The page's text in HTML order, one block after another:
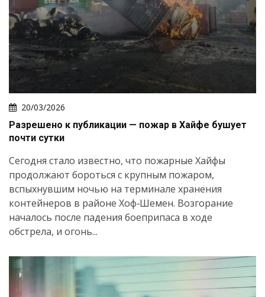
20/03/2026
Разрешено к публикации — пожар в Хайфе бушует
почти сутки
Сегодня стало известно, что пожарные Хайфы
продолжают бороться с крупным пожаром,
вспыхнувшим ночью на терминале хранения
контейнеров в районе Хоф‑Шемен. Возгорание
началось после падения боеприпаса в ходе
обстрела, и огонь...